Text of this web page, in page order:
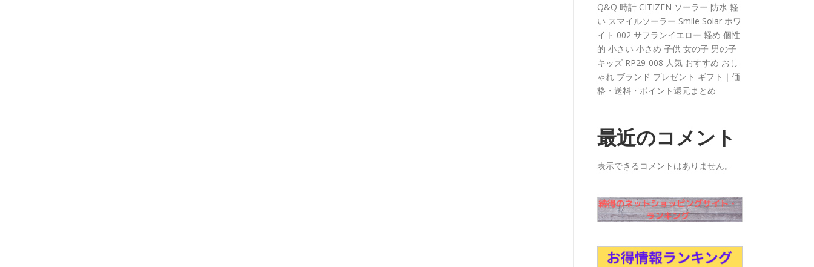
Q&Q 時計 CITIZEN ソーラー 防水 軽
い スマイルソーラー Smile Solar ホワ
イト 002 サフランイエロー 軽め 個性
的 小さい 小さめ 子供 女の子 男の子
キッズ RP29-008 人気 おすすめ おし
ゃれ ブランド プレゼント ギフト｜価
格・送料・ポイント還元まとめ
最近のコメント
表示できるコメントはありません。